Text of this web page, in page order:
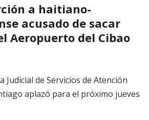
a haitiano-
acusado de sacar
Aeropuerto del Cibao
Judicial de Servicios de Atención
aplazó para el próximo jueves